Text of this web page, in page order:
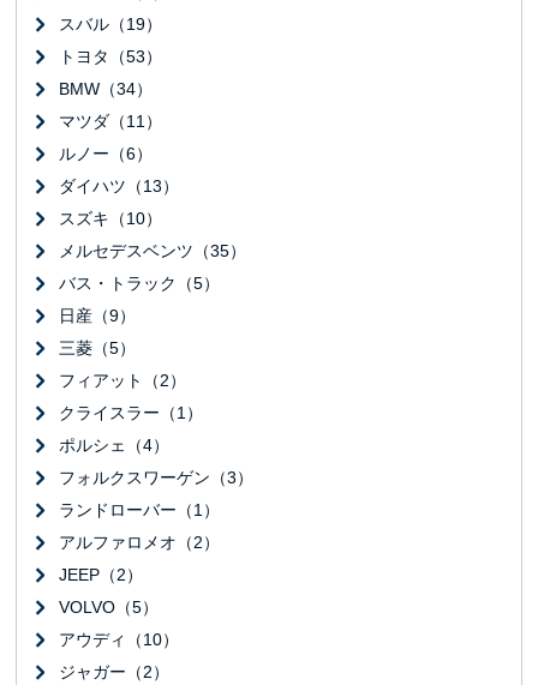
スバル（19）
トヨタ（53）
BMW（34）
マツダ（11）
ルノー（6）
ダイハツ（13）
スズキ（10）
メルセデスベンツ（35）
バス・トラック（5）
日産（9）
三菱（5）
フィアット（2）
クライスラー（1）
ポルシェ（4）
フォルクスワーゲン（3）
ランドローバー（1）
アルファロメオ（2）
JEEP（2）
VOLVO（5）
アウディ（10）
ジャガー（2）